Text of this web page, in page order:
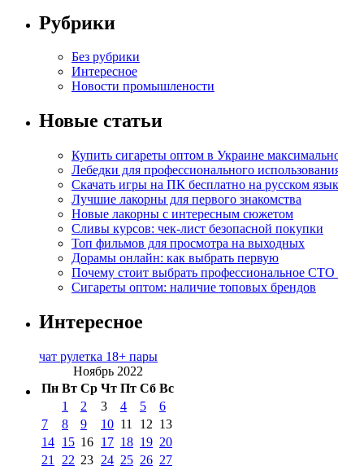
Рубрики
Без рубрики
Интересное
Новости промышлености
Новые статьи
Купить сигареты оптом в Украине
Лебедки для профессионального
Скачать игры на ПК бесплатно на русском
Лучшие лакорны для первого знакомства
Новые лакорны с интересным сюжетом
Сливы курсов: чек-лист безопасной покупки
Топ фильмов для просмотра на выходных
Дорамы онлайн: как выбрать первую
Почему стоит выбрать профессиональное СТО
Сигареты оптом: наличие топовых брендов
Интересное
чат рулетка 18+ пары
Ноябрь 2022
Пн Вт Ср Чт Пт Сб Вс
1
2 3 4 5
6
7
8 9 10 11 12 13
14 15 16 17 18 19 20
21
22 23 24 25 26 27